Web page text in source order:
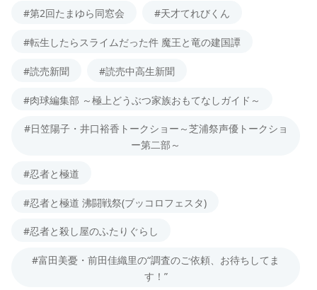
#第2回たまゆら同窓会 #天才てれびくん
#転生したらスライムだった件 魔王と竜の建国譚
#読売新聞 #読売中高生新聞
#肉球編集部 ～極上どうぶつ家族おもてなしガイド～
#日笠陽子・井口裕香トークショー～芝浦祭声優トークショ
ー第二部～
#忍者と極道
#忍者と極道 沸闘戦祭(ブッコロフェスタ)
#忍者と殺し屋のふたりぐらし
#富田美憂・前田佳織里の“調査のご依頼、お待ちしてま
す！”